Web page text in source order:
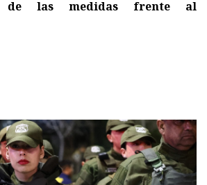
de las medidas frente al